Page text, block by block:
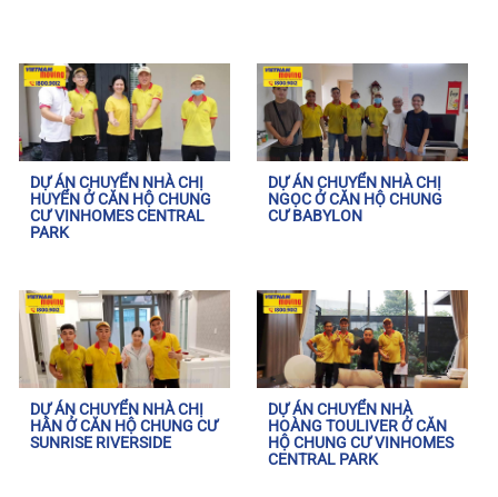
DỰ ÁN CHUYỂN NHÀ CHỊ
HUYỂN Ở CĂN HỘ CHUNG
CƯ VINHOMES CENTRAL
PARK
DỰ ÁN CHUYỂN NHÀ CHỊ
NGỌC Ở CĂN HỘ CHUNG
CƯ BABYLON
DỰ ÁN CHUYỂN NHÀ CHỊ
HÂN Ở CĂN HỘ CHUNG CƯ
SUNRISE RIVERSIDE
DỰ ÁN CHUYỂN NHÀ
HOÀNG TOULIVER Ở CĂN
HỘ CHUNG CƯ VINHOMES
CENTRAL PARK